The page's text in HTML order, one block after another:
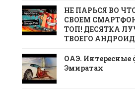
НЕ ПАРЬСЯ ВО
СВОЕМ
ТОП! ДЕСЯТКА
ТВОЕГО
ОАЭ. Интересные
Эмиратах